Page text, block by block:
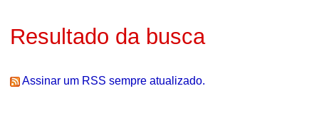
Resultado da busca
Assinar um RSS sempre atualizado.